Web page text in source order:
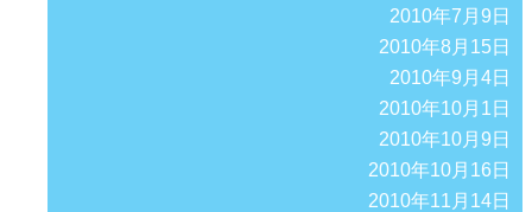
2010年7月9日
2010年8月15日
2010年9月4日
2010年10月1日
2010年10月9日
2010年10月16日
2010年11月14日